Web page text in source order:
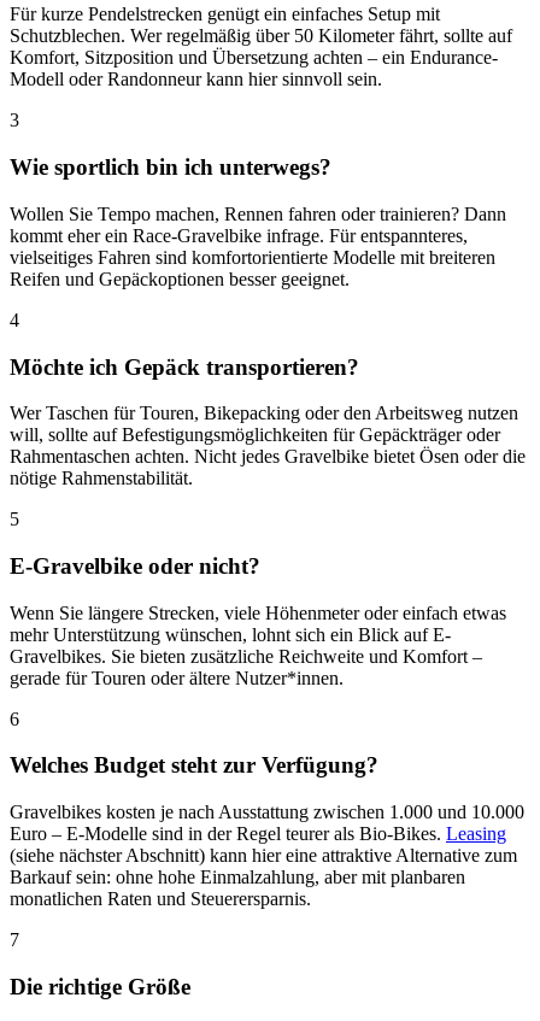
Für kurze Pendelstrecken genügt ein einfaches Setup mit
Schutzblechen. Wer regelmäßig über 50 Kilometer fährt, sollte auf
Komfort, Sitzposition und Übersetzung achten – ein Endurance-
Modell oder Randonneur kann hier sinnvoll sein.
3
Wie sportlich bin ich unterwegs?
Wollen Sie Tempo machen, Rennen fahren oder trainieren? Dann
kommt eher ein Race-Gravelbike infrage. Für entspannteres,
vielseitiges Fahren sind komfortorientierte Modelle mit breiteren
Reifen und Gepäckoptionen besser geeignet.
4
Möchte ich Gepäck transportieren?
Wer Taschen für Touren, Bikepacking oder den Arbeitsweg nutzen
will, sollte auf Befestigungsmöglichkeiten für Gepäckträger oder
Rahmentaschen achten. Nicht jedes Gravelbike bietet Ösen oder die
nötige Rahmenstabilität.
5
E-Gravelbike oder nicht?
Wenn Sie längere Strecken, viele Höhenmeter oder einfach etwas
mehr Unterstützung wünschen, lohnt sich ein Blick auf E-
Gravelbikes. Sie bieten zusätzliche Reichweite und Komfort –
gerade für Touren oder ältere Nutzer*innen.
6
Welches Budget steht zur Verfügung?
Gravelbikes kosten je nach Ausstattung zwischen 1.000 und 10.000
Euro – E-Modelle sind in der Regel teurer als Bio-Bikes. Leasing
(siehe nächster Abschnitt) kann hier eine attraktive Alternative zum
Barkauf sein: ohne hohe Einmalzahlung, aber mit planbaren
monatlichen Raten und Steuerersparnis.
7
Die richtige Größe